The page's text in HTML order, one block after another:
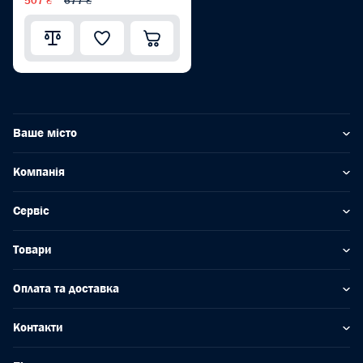
Ваше місто
Компанія
Сервіс
Товари
Оплата та доставка
Контакти